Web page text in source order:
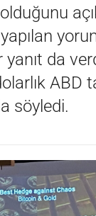
yanıt da
ABD
söyledi.